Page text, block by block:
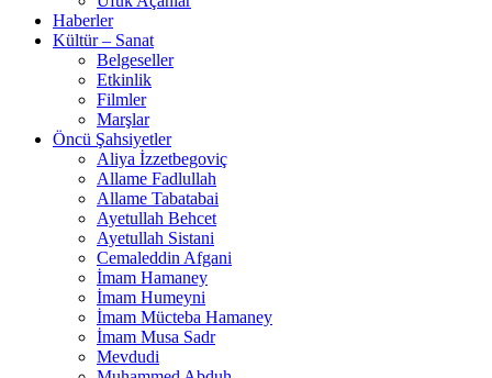
Haberler
Kültür – Sanat
Belgeseller
Etkinlik
Filmler
Marşlar
Öncü Şahsiyetler
Aliya İzzetbegoviç
Allame Fadlullah
Allame Tabatabai
Ayetullah Behcet
Ayetullah Sistani
Cemaleddin Afgani
İmam Hamaney
İmam Humeyni
İmam Mücteba Hamaney
İmam Musa Sadr
Mevdudi